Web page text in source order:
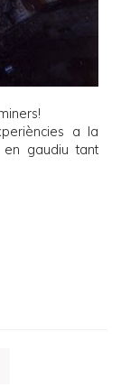
!
a la
gaudiu tant